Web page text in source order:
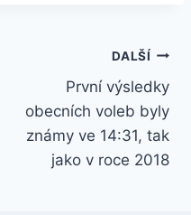
DALŠÍ
První výsledky
obecních voleb byly
známy ve 14:31, tak
jako v roce 2018